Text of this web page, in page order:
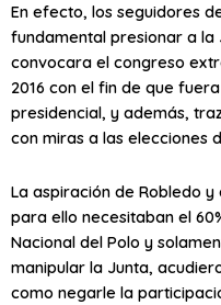
En efecto, los seguidores
fundamental presionar a la
convocara el congreso
2016 con el fin de que
presidencial, y además,
con miras a las elecciones
La aspiración de Robledo
para ello necesitaban el
Nacional del Polo y
manipular la Junta,
como negarle la